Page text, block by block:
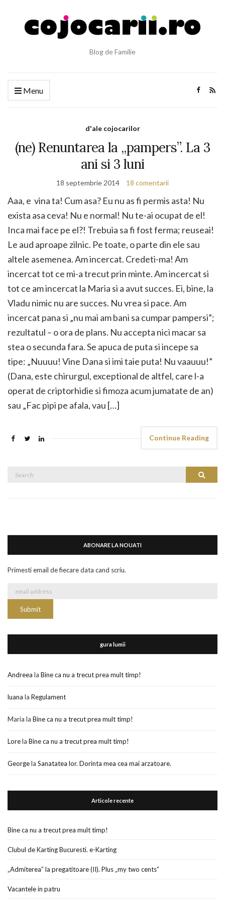
Blog de Familie
Menu
d'ale cojocarilor
(ne) Renuntarea la „pampers”. La 3
ani si 3 luni
18 septembrie 2014 18 comentarii
Aaa, e vina ta! Cum asa? Eu nu as fi permis asta! Nu
exista asa ceva! Nu e normal! Nu te-ai ocupat de el!
Inca mai face pe el?! Trebuia sa fi fost ferma; reuseai!
Le aud aproape zilnic. Pe toate, o parte din ele sau
altele asemenea. Am incercat. Credeti-ma! Am
incercat tot ce mi-a trecut prin minte. Am incercat si
tot ce am incercat la Maria si a avut succes. Ei, bine, la
Vladu nimic nu are succes. Nu vrea si pace. Am
incercat pana si „nu mai am bani sa cumpar pampersi”;
rezultatul – o ora de plans. Nu accepta nici macar sa
stea o secunda fara. Se apuca de puta si incepe sa
tipe: „Nuuuu! Vine Dana si imi taie puta! Nu vaauuu!”
(Dana, este chirurgul, exceptional de altfel, care l-a
operat de criptorhidie si fimoza acum jumatate de an)
sau „Fac pipi pe afala, vau […]
Continue Reading
Search
ABONARE LA NOUATI
Primesti email de fiecare data cand scriu.
gura lumii
Andreea la Bine ca nu a trecut prea mult timp!
luana la Regulament
Maria la Bine ca nu a trecut prea mult timp!
Lorela Bine ca nu a trecut prea mult timp!
Georgela Sanatatea lor. Dorinta mea cea mai arzatoare.
Articole recente
Bine ca nu a trecut prea mult timp!
Clubul de Karting Bucuresti. e-Karting
„Admiterea” la pregatitoare (II). Plus „my two cents”
Vacantele in patru